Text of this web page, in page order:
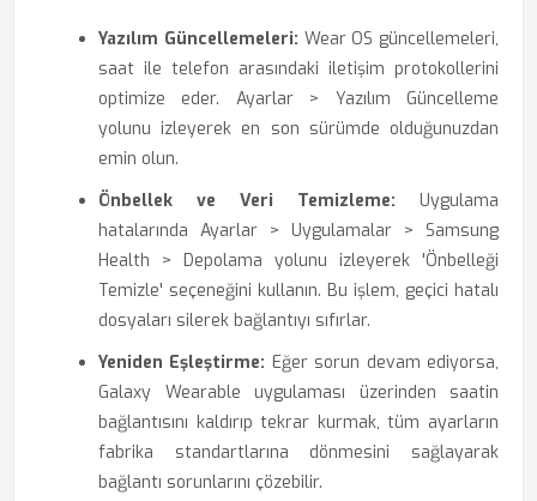
Yazılım Güncellemeleri: Wear OS güncellemeleri,
saat ile telefon arasındaki iletişim protokollerini
optimize eder. Ayarlar > Yazılım Güncelleme
yolunu izleyerek en son sürümde olduğunuzdan
emin olun.
Önbellek ve Veri Temizleme: Uygulama
hatalarında Ayarlar > Uygulamalar > Samsung
Health > Depolama yolunu izleyerek 'Önbelleği
Temizle' seçeneğini kullanın. Bu işlem, geçici hatalı
dosyaları silerek bağlantıyı sıfırlar.
Yeniden Eşleştirme: Eğer sorun devam ediyorsa,
Galaxy Wearable uygulaması üzerinden saatin
bağlantısını kaldırıp tekrar kurmak, tüm ayarların
fabrika standartlarına dönmesini sağlayarak
bağlantı sorunlarını çözebilir.